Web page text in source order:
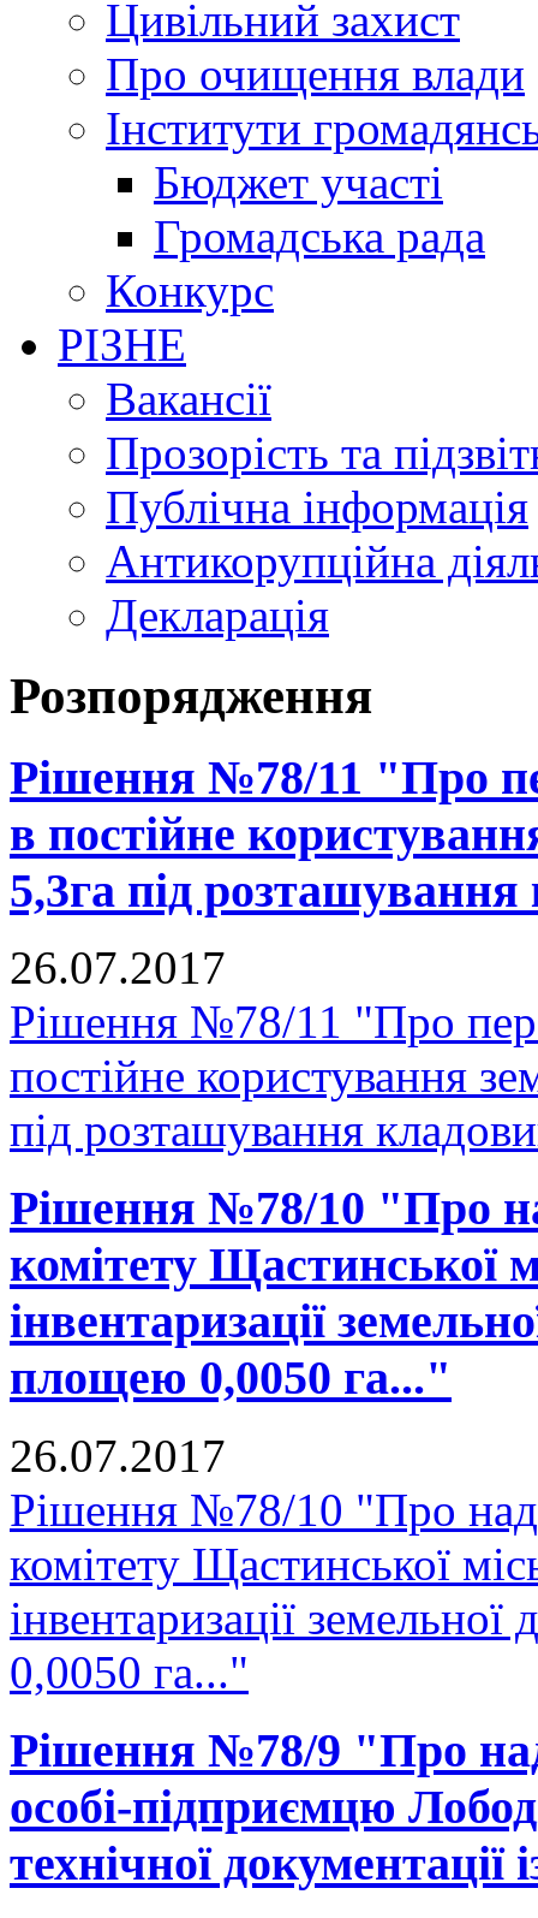
Цивільний захист
Про очищення влади
Інститути
Бюджет участі
Громадська рада
Конкурс
РІЗНЕ
Вакансії
Прозорість та
Публічна інформація
Антикорупційна
Декларація
Розпорядження
Рішення №78/11 "Про
в постійне
5,3га під
26.07.2017
Рішення №78/11 "Про
постійне користування
під розташування
Рішення №78/10 "Про
комітету Щастинської
інвентаризації
площею 0,0050 га..."
26.07.2017
Рішення №78/10 "Про
комітету Щастинської
інвентаризації
0,0050 га..."
Рішення №78/9 "Про
особі-підприємцю
технічної